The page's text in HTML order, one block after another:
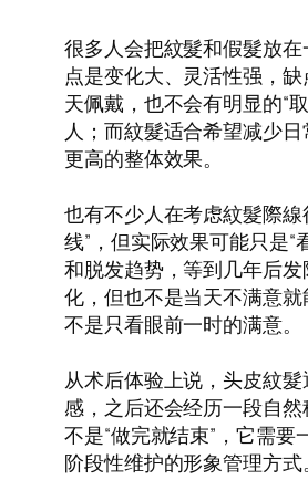
很多人会把紋髮和假髮放
点是变化大、灵活性强，
天佩戴，也不会有明显的“
人；而紋髮适合希望减少
更高的整体效果。
也有不少人在考虑紋髮際
线”，但实际效果可能只是
和脱发趋势，等到几年后
化，但也不是当天不满意
不是只看眼前一时的满意。
从术后体验上说，头皮紋
感，之后还会经历一段自
不是“做完就结束”，它需
阶段性维护的形象管理方